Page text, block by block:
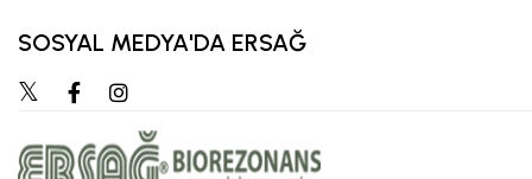
SOSYAL MEDYA'DA ERSAĞ